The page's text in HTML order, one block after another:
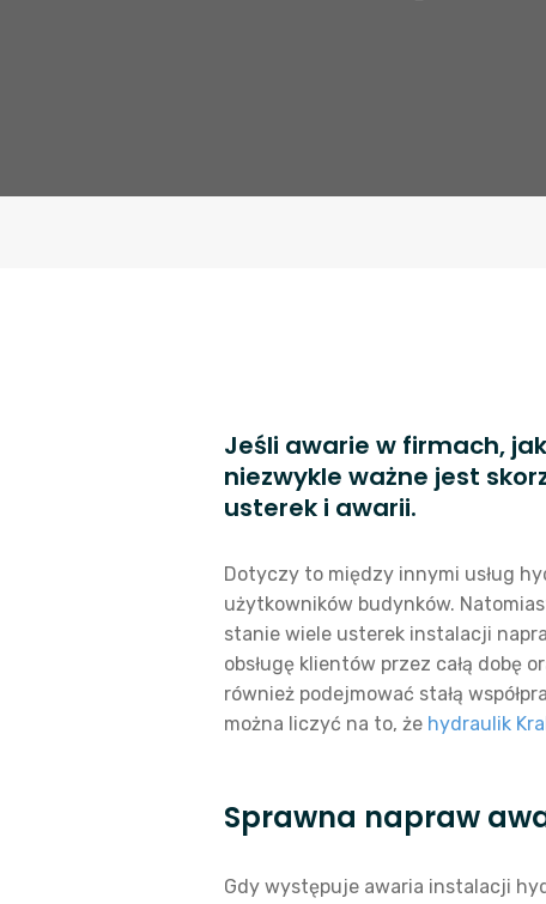
Jeśli awarie w firmach,
niezwykle ważne jest
usterek i awarii.
Dotyczy to między innymi usług
użytkowników budynków.
stanie wiele usterek instalacji
obsługę klientów przez całą dobę
również podejmować stałą
można liczyć na to, że hydraulik
Sprawna napraw
Gdy występuje awaria instalacji